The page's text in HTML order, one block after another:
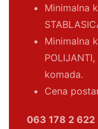
Minimalna
Minimalna
komada.
Cena
063 178 2 622